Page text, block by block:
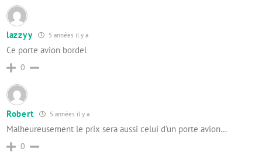
lazzyy 5 années il y a
Ce porte avion bordel
0
Robert 5 années il y a
Malheureusement le prix sera aussi celui d’un porte avion…
0